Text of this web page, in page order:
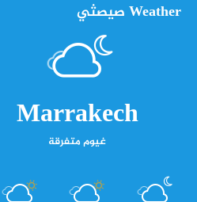
Weather صيصثي
Marrakech
غيوم متفرقة